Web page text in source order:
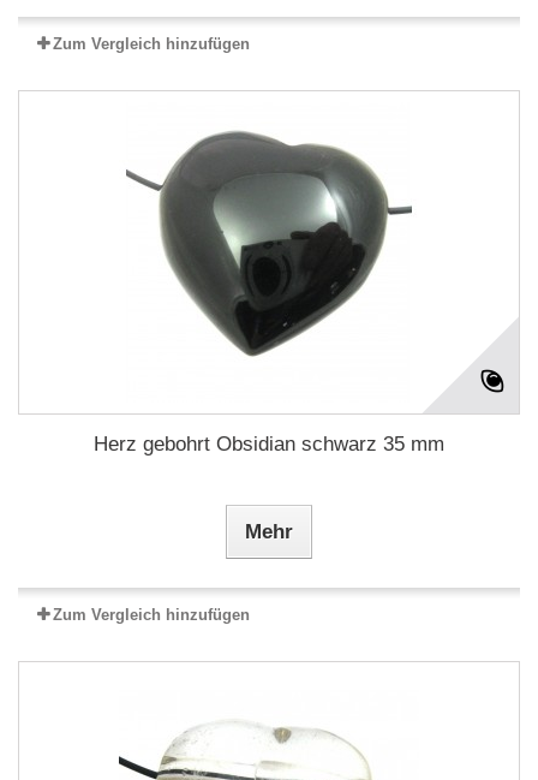
Zum Vergleich hinzufügen
Herz gebohrt Obsidian schwarz 35 mm
Mehr
Zum Vergleich hinzufügen